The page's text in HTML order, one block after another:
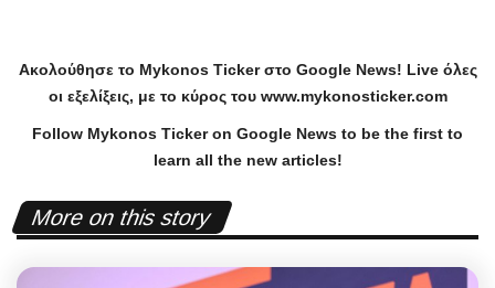
Ακολούθησε το Mykonos Tickerστο Google News! Liveόλες
οι εξελίξεις, με το κύρος του www.mykonosticker.com
Follow Mykonos Ticker on Google News to be the first to
learn all the new articles!
More on this story